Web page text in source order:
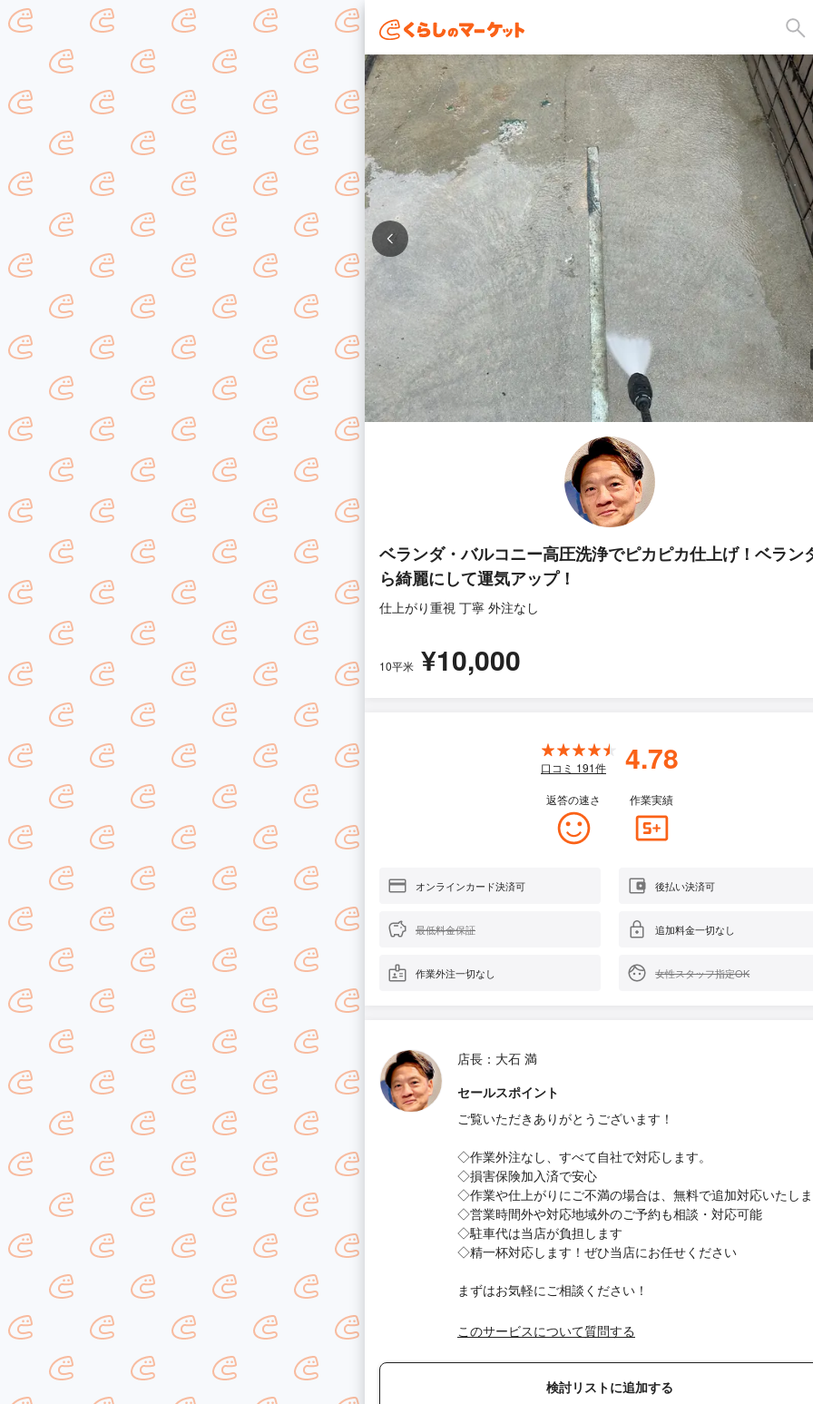
ベランダ・バルコニー高圧洗浄でピカピカ仕上げ！ベラン
ら綺麗にして運気アップ！
仕上がり重視 丁寧 外注なし
10平米 ¥10,000
口コミ 191件 4.78
返答の速さ 作業実績
オンラインカード決済可 後払い決済可
最低料金保証 追加料金一切なし
作業外注一切なし 女性スタッフ指定OK
店長：大石 満
セールスポイント
ご覧いただきありがとうございます！
◇作業外注なし、すべて自社で対応します。
◇損害保険加入済で安心
◇作業や仕上がりにご不満の場合は、無料で追加対応いたし
◇営業時間外や対応地域外のご予約も相談・対応可能
◇駐車代は当店が負担します
◇精一杯対応します！ぜひ当店にお任せください
まずはお気軽にご相談ください！
このサービスについて質問する
検討リストに追加する